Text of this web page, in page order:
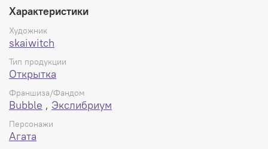
Характеристики
Художник
skaiwitch
Тип продукции
Открытка
Франшиза/Фандом
Bubble , Экслибриум
Персонажи
Агата